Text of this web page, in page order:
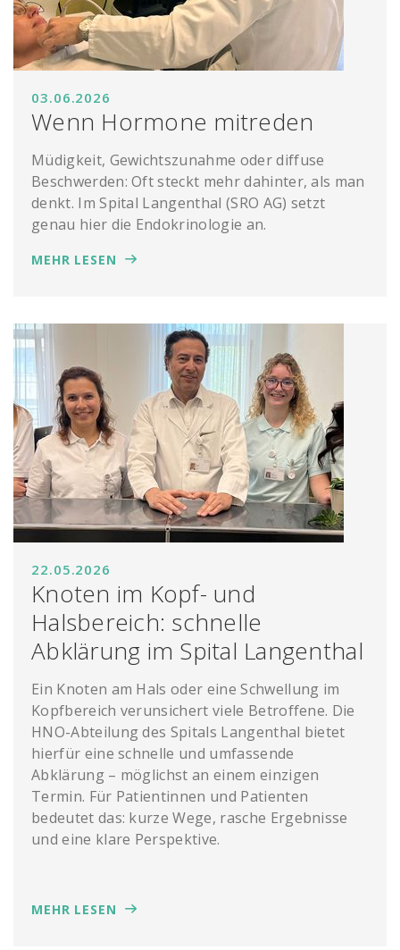
03.06.2026
Wenn Hormone mitreden
Müdigkeit, Gewichtszunahme oder diffuse
Beschwerden: Oft steckt mehr dahinter, als man
denkt. Im Spital Langenthal (SRO AG) setzt
genau hier die Endokrinologie an.
MEHR LESEN
22.05.2026
Knoten im Kopf- und
Halsbereich: schnelle
Abklärung im Spital Langenthal
Ein Knoten am Hals oder eine Schwellung im
Kopfbereich verunsichert viele Betroffene. Die
HNO-Abteilung des Spitals Langenthal bietet
hierfür eine schnelle und umfassende
Abklärung – möglichst an einem einzigen
Termin. Für Patientinnen und Patienten
bedeutet das: kurze Wege, rasche Ergebnisse
und eine klare Perspektive.
MEHR LESEN